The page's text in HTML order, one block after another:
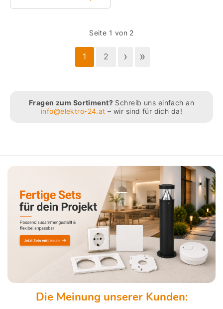
Seite 1 von 2
1 2 › »
Fragen zum Sortiment? Schreib uns einfach an
info@elektro-24.at – wir sind für dich da!